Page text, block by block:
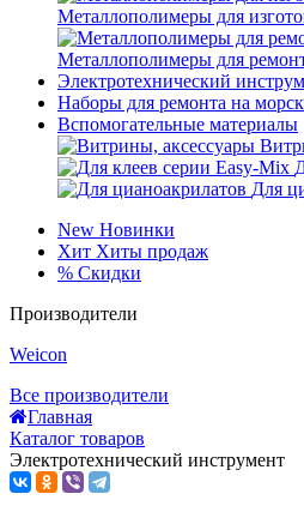
Металлополимеры для
Металлополимеры для
Электротехнический
Наборы для ремонта на
Вспомогательные материалы
Для
New Новинки
Хит Хиты продаж
% Скидки
Производители
Weicon
Все производители
Главная
Каталог товаров
Электротехнический инструмент